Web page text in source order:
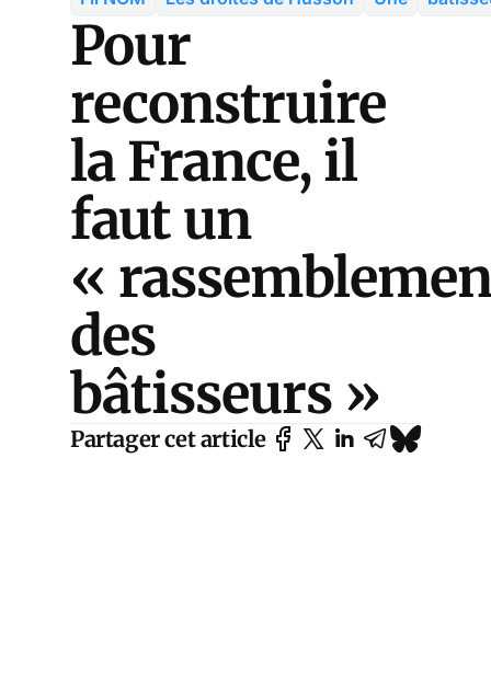
Pour
reconstruire
la France, il
faut un
«
des
bâtisseurs »
Partager cet article